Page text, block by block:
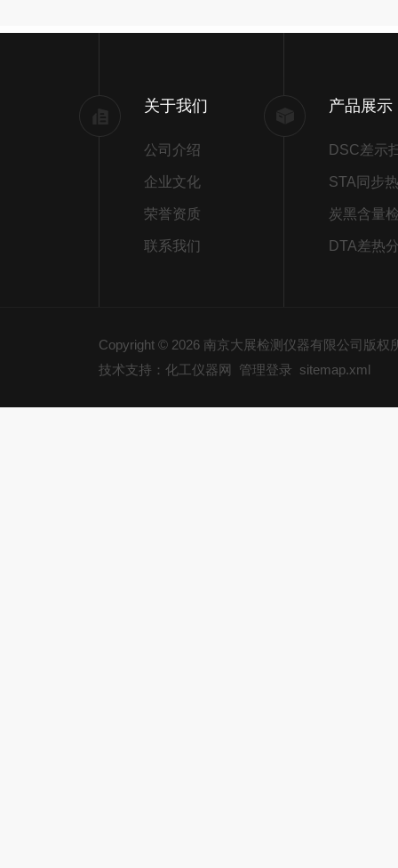
关于我们
公司介绍
企业文化
荣誉资质
联系我们
产品展示
炭黑含量
DTA差热
Copyright © 2026 南京大展检测仪器有限公司版权
技术支持：化工仪器网
管理登录 sitemap.xml